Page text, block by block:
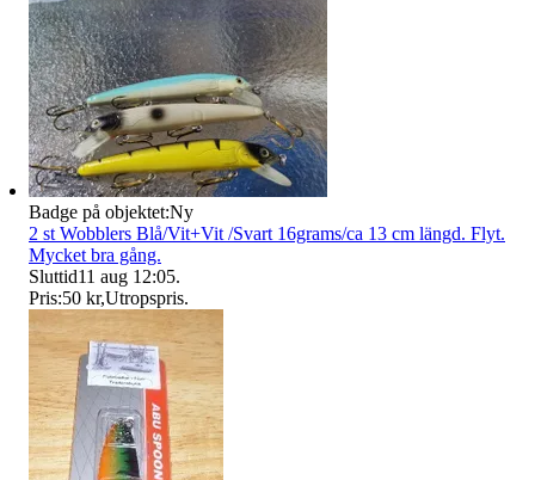
Badge på objektet:Ny
2 st Wobblers Blå/Vit+Vit /Svart 16grams/ca 13 cm längd. Flyt.
Mycket bra gång.
Sluttid11 aug 12:05.
Pris:50 kr,Utropspris.